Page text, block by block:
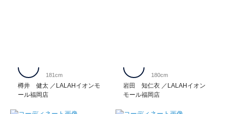
樽井 健太
LALAHイオンモ
ール福岡店
181cm
岩田 知仁衣
LALAHイオン
モール福岡店
180cm